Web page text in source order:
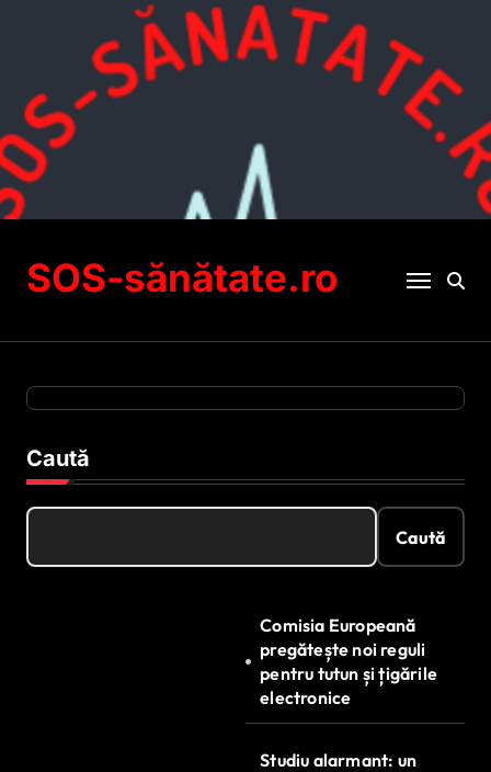
SOS-sănătate.ro
Caută
Caută
Comisia Europeană
pregătește noi reguli
pentru tutun și țigările
electronice
Studiu alarmant: un